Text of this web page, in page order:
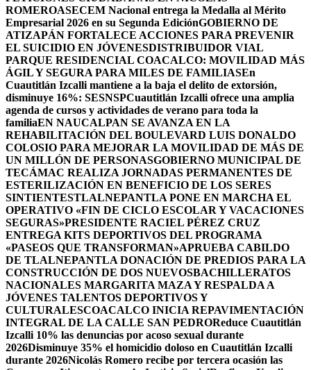
ROMEROASECEM Nacional entrega la Medalla al Mérito
Empresarial 2026 en su Segunda EdiciónGOBIERNO DE
ATIZAPÁN FORTALECE ACCIONES PARA PREVENIR
EL SUICIDIO EN JÓVENESDISTRIBUIDOR VIAL
PARQUE RESIDENCIAL COACALCO: MOVILIDAD MÁS
ÁGIL Y SEGURA PARA MILES DE FAMILIASEn
Cuautitlán Izcalli mantiene a la baja el delito de extorsión,
disminuye 16%: SESNSPCuautitlán Izcalli ofrece una amplia
agenda de cursos y actividades de verano para toda la
familiaEN NAUCALPAN SE AVANZA EN LA
REHABILITACIÓN DEL BOULEVARD LUIS DONALDO
COLOSIO PARA MEJORAR LA MOVILIDAD DE MÁS DE
UN MILLÓN DE PERSONASGOBIERNO MUNICIPAL DE
TECÁMAC REALIZA JORNADAS PERMANENTES DE
ESTERILIZACIÓN EN BENEFICIO DE LOS SERES
SINTIENTESTLALNEPANTLA PONE EN MARCHA EL
OPERATIVO «FIN DE CICLO ESCOLAR Y VACACIONES
SEGURAS»PRESIDENTE RACIEL PÉREZ CRUZ
ENTREGA KITS DEPORTIVOS DEL PROGRAMA
«PASEOS QUE TRANSFORMAN»APRUEBA CABILDO
DE TLALNEPANTLA DONACIÓN DE PREDIOS PARA LA
CONSTRUCCIÓN DE DOS NUEVOSBACHILLERATOS
NACIONALES MARGARITA MAZA Y RESPALDA A
JÓVENES TALENTOS DEPORTIVOS Y
CULTURALESCOACALCO INICIA REPAVIMENTACIÓN
INTEGRAL DE LA CALLE SAN PEDROReduce Cuautitlán
Izcalli 10% las denuncias por acoso sexual durante
2026Disminuye 35% el homicidio doloso en Cuautitlán Izcalli
durante 2026Nicolás Romero recibe por tercera ocasión las